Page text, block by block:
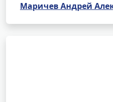
Маричев Андрей